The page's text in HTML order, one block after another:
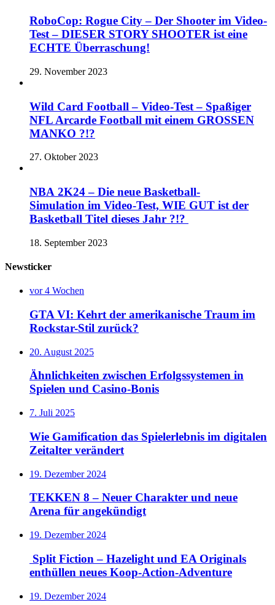
RoboCop: Rogue City – Der Shooter im Video-
Test – DIESER STORY SHOOTER ist eine
ECHTE Überraschung!
29. November 2023
Wild Card Football – Video-Test – Spaßiger
NFL Arcarde Football mit einem GROSSEN
MANKO ?!?
27. Oktober 2023
NBA 2K24 – Die neue Basketball-
Simulation im Video-Test, WIE GUT ist der
Basketball Titel dieses Jahr ?!?
18. September 2023
Newsticker
vor 4 Wochen
GTA VI: Kehrt der amerikanische Traum im
Rockstar-Stil zurück?
20. August 2025
Ähnlichkeiten zwischen Erfolgssystemen in
Spielen und Casino‑Bonis
7. Juli 2025
Wie Gamification das Spielerlebnis im digitalen
Zeitalter verändert
19. Dezember 2024
TEKKEN 8 – Neuer Charakter und neue
Arena für angekündigt
19. Dezember 2024
Split Fiction – Hazelight und EA Originals
enthüllen neues Koop-Action-Adventure
19. Dezember 2024